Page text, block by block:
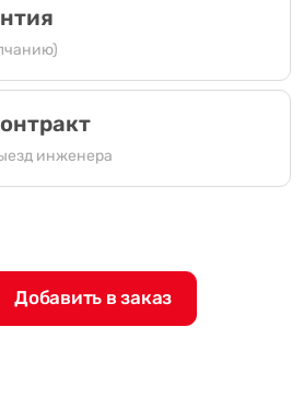
инженера
Добавить в заказ